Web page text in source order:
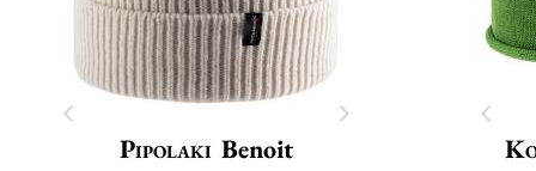
Pipolaki Benoit